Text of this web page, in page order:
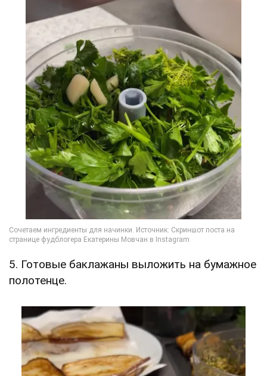
5. Готовые баклажаны выложить на бумажное
полотенце.